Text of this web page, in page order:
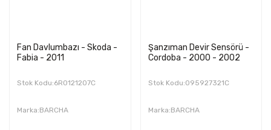
Fan Davlumbazı - Skoda -
Fabia - 2011
Stok Kodu:6R0121207C
Marka:BARCHA
Şanzıman Devir Sensörü -
Cordoba - 2000 - 2002
Stok Kodu:095927321C
Marka:BARCHA